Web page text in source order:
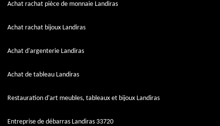
Achat rachat pièce de monnaie Landiras
Achat rachat bijoux Landiras
Achat d'argenterie Landiras
Achat de tableau Landiras
Restauration d'art meubles, tableaux et bijoux Landiras
Entreprise de débarras Landiras 33720